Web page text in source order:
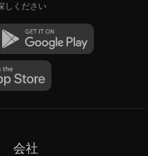
しください
会社